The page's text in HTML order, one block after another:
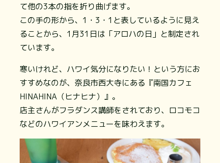
て他の3本の指を折り曲げます。
この手の形から、1・3・1と表しているように見え
ることから、1月31日は「アロハの日」と制定され
ています。
寒いけれど、ハワイ気分になりたい！という方にお
すすめなのが、奈良市西大寺にある『南国カフェ
HINAHINA（ヒナヒナ）』。
店主さんがフラダンス講師をされており、ロコモコ
などのハワイアンメニューを味わえます。